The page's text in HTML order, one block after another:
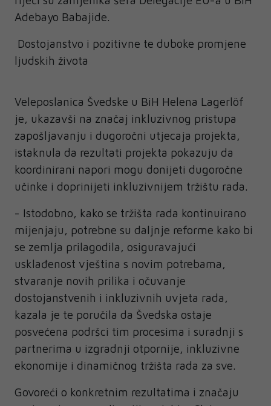
Adebayo Babajide.
Dostojanstvo i pozitivne te duboke promjene
ljudskih života
Veleposlanica Švedske u BiH Helena Lagerlöf
je, ukazavši na značaj inkluzivnog pristupa
zapošljavanju i dugoročni utjecaja projekta,
istaknula da rezultati projekta pokazuju da
koordinirani napori mogu donijeti dugoročne
učinke i doprinijeti inkluzivnijem tržištu rada.
- Istodobno, kako se tržišta rada kontinuirano
mijenjaju, potrebne su daljnje reforme kako bi
se zemlja prilagodila, osiguravajući
usklađenost vještina s novim potrebama,
stvaranje novih prilika i očuvanje
dostojanstvenih i inkluzivnih uvjeta rada,
kazala je te poručila da Švedska ostaje
posvećena podršci tim procesima i suradnji s
partnerima u izgradnji otpornije, inkluzivne
ekonomije i dinamičnog tržišta rada za sve.
Govoreći o konkretnim rezultatima i značaju